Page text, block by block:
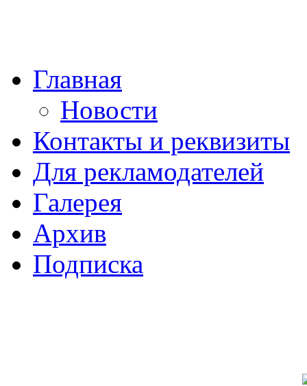
Главная
Новости
Контакты и реквизиты
Для рекламодателей
Галерея
Архив
Подписка